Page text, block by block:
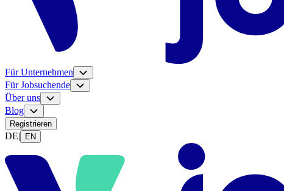
Für Unternehmen
Für Jobsuchende
Über uns
Blog
Registrieren
DE| EN